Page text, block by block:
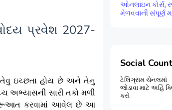
પ્રવેશ 2027-
તેવુ ઇચ્છતા હોય છે અને તેનુ
અભ્યાસની સારી તકો મળી
શરૂઆત કરવામાં આવેલ છે આ
ઓનલાઇન કોર્સ,
મેળવવાની સંપૂર્ણ
Social
ટેલિગ્રામ ચેનલમાં
જોડાવા માટે અહિં
કરો